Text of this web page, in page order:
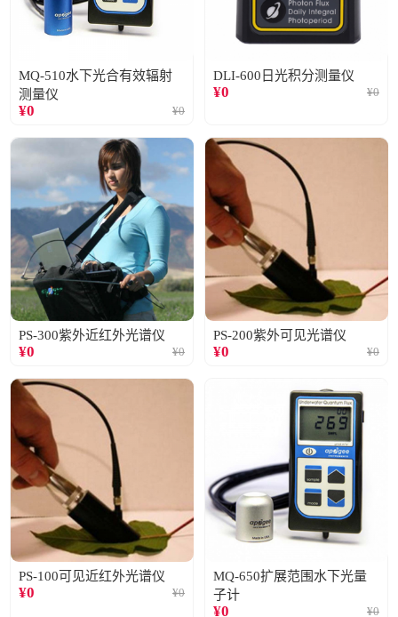
MQ-510水下光合有效辐射
测量仪
¥0 ¥0
DLI-600日光积分测量仪
¥0 ¥0
PS-300紫外近红外光谱仪
¥0 ¥0
PS-200紫外可见光谱仪
¥0 ¥0
PS-100可见近红外光谱仪
¥0 ¥0
MQ-650扩展范围水下光量
子计
¥0 ¥0